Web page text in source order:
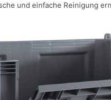
und einfache Reinigung